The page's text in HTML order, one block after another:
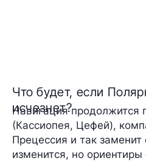
Что будет, если
исчезнет?
Навигация продолжится
(Кассиопея, Цефей),
Прецессия и так
изменится, но ориентиры